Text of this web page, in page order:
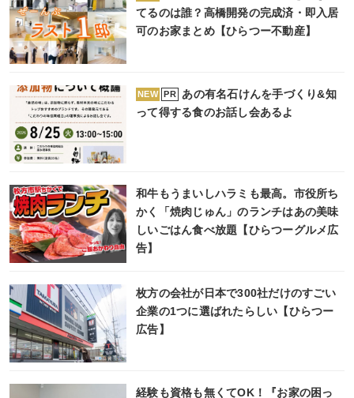
てるのは誰？高橋開発の完成済・即入居
可のお家まとめ【ひらつー不動産】
NEW PR
あの有名石けんを手づくり&知
って得する食のお話し会あるよ
和牛もうまいしハラミも最高。市役所ち
かく「焼肉じゅん」のランチはあの美味
しいごはん食べ放題【ひらつーグルメ広
告】
枚方の会社が日本で300社だけのすごい
企業の1つに選ばれたらしい【ひらつー
広告】
経験も資格も無くてOK！『お家の困っ